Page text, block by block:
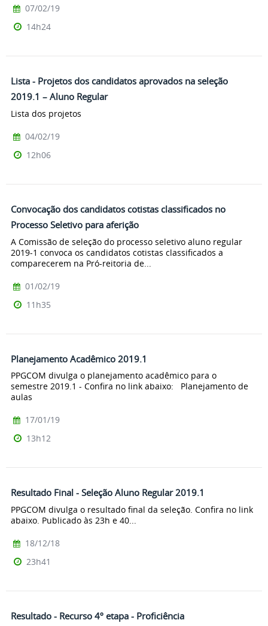
07/02/19
14h24
Lista - Projetos dos candidatos aprovados na seleção
2019.1 – Aluno Regular
Lista dos projetos
04/02/19
12h06
Convocação dos candidatos cotistas classificados no
Processo Seletivo para aferição
A Comissão de seleção do processo seletivo aluno regular
2019-1 convoca os candidatos cotistas classificados a
comparecerem na Pró-reitoria de...
01/02/19
11h35
Planejamento Acadêmico 2019.1
PPGCOM divulga o planejamento acadêmico para o
semestre 2019.1 - Confira no link abaixo: Planejamento de
aulas
17/01/19
13h12
Resultado Final - Seleção Aluno Regular 2019.1
PPGCOM divulga o resultado final da seleção. Confira no link
abaixo. Publicado às 23h e 40...
18/12/18
23h41
Resultado - Recurso 4º etapa - Proficiência